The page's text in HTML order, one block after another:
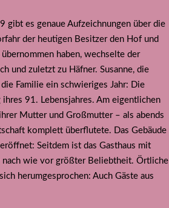
gibt es genaue Aufzeichnungen über die
der heutigen Besitzer den Hof und
haben, wechselte der
und zuletzt zu Häfner. Susanne, die
Familie ein schwieriges Jahr: Die
91. Lebensjahres. Am eigentlichen
Mutter und Großmutter – als abends
komplett überflutete. Das Gebäude
Seitdem ist das Gasthaus mit
nach wie vor größter Beliebtheit. Örtliche
herumgesprochen: Auch Gäste aus